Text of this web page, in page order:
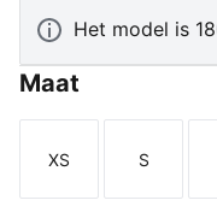
Het model is
Maat
Maat
XS
Maat
S